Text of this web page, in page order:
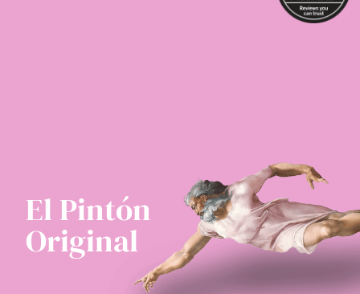
El Pintón
Original